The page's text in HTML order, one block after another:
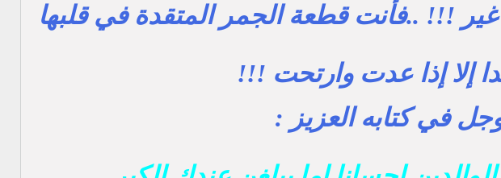
!!! ..فأنت قطعة الجمر المتقدة في قلبها
إلا إذا عدت وارتحت !!!
في كتابه العزيز :